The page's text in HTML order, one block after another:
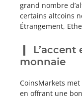
grand nombre
certains altcoins
Étrangement,
monnaie
CoinsMarkets
en offrant une